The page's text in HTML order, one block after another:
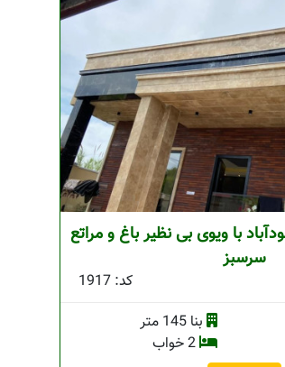
با ویوی بی نظیر باغ و مراتع
سرسبز
کد: 1917
بنا 145 متر
2 خواب